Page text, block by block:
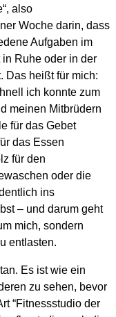
also
Woche darin, dass
Aufgaben im
Ruhe oder in der
Das heißt für mich:
ich konnte zum
meinen Mitbrüdern
für das Gebet
das Essen
für den
oder die
ins
– und darum geht
mich, sondern
entlasten.
Es ist wie ein
zu sehen, bevor
“Fitnessstudio der